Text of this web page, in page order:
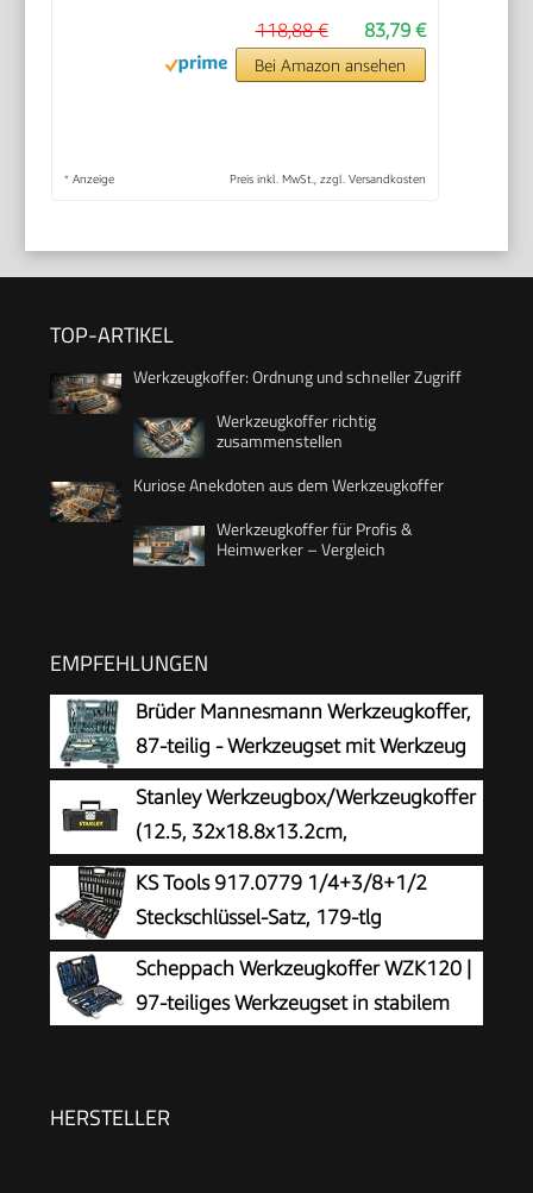
83,79 €
118,88 €
Bei Amazon ansehen
* Anzeige Preis inkl. MwSt., zzgl. Versandkosten
TOP-ARTIKEL
Werkzeugkoffer: Ordnung und schneller Zugriff
Werkzeugkoffer richtig
zusammenstellen
Kuriose Anekdoten aus dem Werkzeugkoffer
Werkzeugkoffer für Profis &
Heimwerker – Vergleich
EMPFEHLUNGEN
Brüder Mannesmann Werkzeugkoffer,
87-teilig - Werkzeugset mit Werkzeug
aus Chrom-Vanadium-Stahl - inkl.
Schraubendreher, Zangen, Hammer,
Wasserwaage, Stecknüsse & Bits | M29084
Stanley Werkzeugbox/Werkzeugkoffer
(12.5, 32x18.8x13.2cm,
Werkzeugkasten mit Metallschließen,
Organizer für Kleinteile und Zubehör,
entnehmbare Trage) STST1-75515
KS Tools 917.0779 1/4+3/8+1/2
Steckschlüssel-Satz, 179-tlg
Scheppach Werkzeugkoffer WZK120 |
97-teiliges Werkzeugset in stabilem
Schraubendreher, Sechskant-
HERSTELLER